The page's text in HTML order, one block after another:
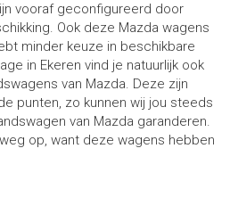
vooraf geconfigureerd door
Ook deze Mazda wagens
minder keuze in beschikbare
in Ekeren vind je natuurlijk ook
van Mazda. Deze zijn
punten, zo kunnen wij jou steeds
van Mazda garanderen.
op, want deze wagens hebben